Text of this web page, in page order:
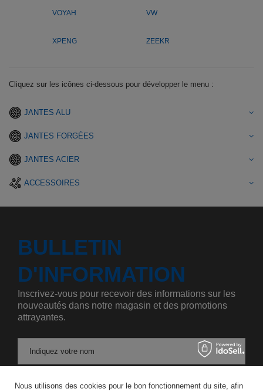
VOYAH VW
XPENG ZEEKR
Cliquez sur les icônes ci-dessous pour développer le menu :
JANTES ALU
JANTES FORGÉES
JANTES ACIER
ACCESSOIRES
BULLETIN
D'INFORMATION
Inscrivez-vous pour recevoir des informations sur les
nouveautés dans notre magasin et des promotions
attrayantes.
Indiquez votre nom
Saisissez votre adresse e-mail
Nous utilisons des cookies pour le bon fonctionnement du site, afin